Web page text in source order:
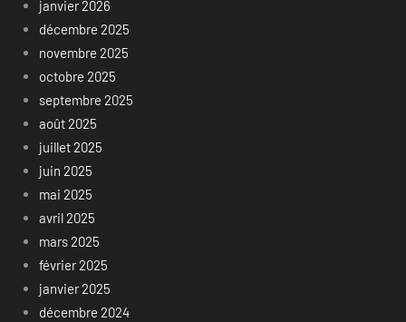
janvier 2026
décembre 2025
novembre 2025
octobre 2025
septembre 2025
août 2025
juillet 2025
juin 2025
mai 2025
avril 2025
mars 2025
février 2025
janvier 2025
décembre 2024